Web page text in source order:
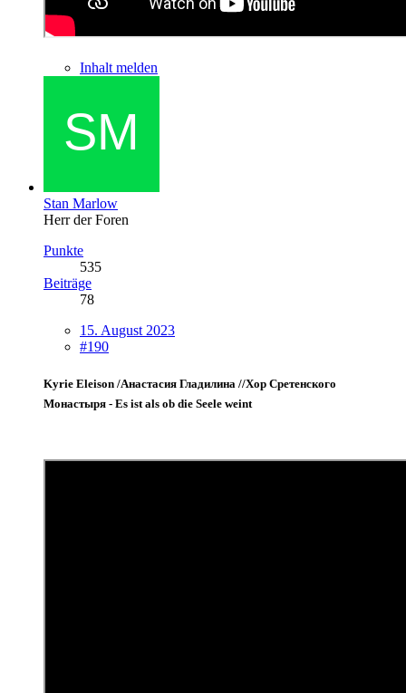
Inhalt melden
Stan Marlow
Herr der Foren
Punkte
535
Beiträge
78
15. August 2023
#190
Kyrie Eleison /Анастасия Гладилина //Хор Сретенского
Монастыря - Es ist als ob die Seele weint